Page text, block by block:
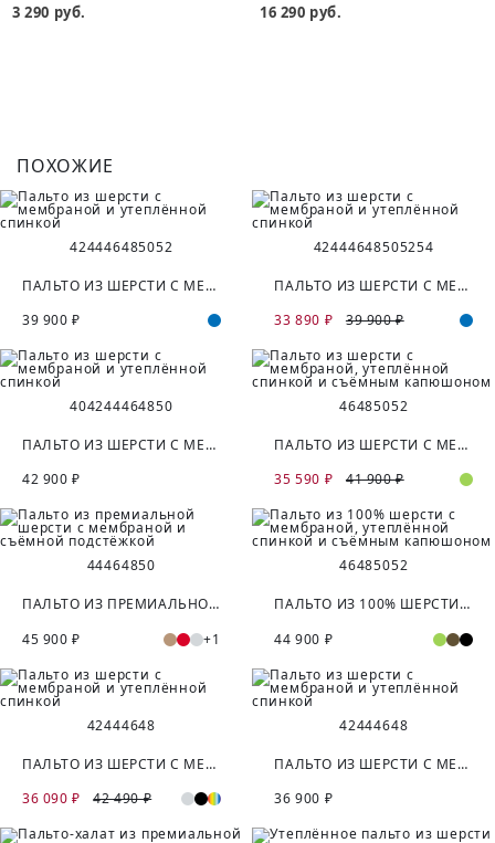
3 290 руб. 16 290 руб.
ПОХОЖИЕ
424446485052
ПАЛЬТО ИЗ ШЕРСТИ С МЕМБРАНОЙ И УТЕПЛЁННОЙ СПИНКОЙ
39 900 ₽
42444648505254
ПАЛЬТО ИЗ ШЕРСТИ С МЕМБРАНОЙ И УТЕПЛЁННОЙ СПИНКОЙ
33 890 ₽
39 900 ₽
404244464850
ПАЛЬТО ИЗ ШЕРСТИ С МЕМБРАНОЙ И УТЕПЛЁННОЙ СПИНКОЙ
42 900 ₽
46485052
ПАЛЬТО ИЗ ШЕРСТИ С МЕМБРАНОЙ, УТЕПЛЁННОЙ СПИНКОЙ И СЪЁМНЫМ КАПЮШОНОМ
35 590 ₽
41 900 ₽
44464850
ПАЛЬТО ИЗ ПРЕМИАЛЬНОЙ ШЕРСТИ С МЕМБРАНОЙ И СЪЁМНОЙ ПОДСТЁЖКОЙ
45 900 ₽
+1
46485052
ПАЛЬТО ИЗ 100% ШЕРСТИ С МЕМБРАНОЙ, УТЕПЛЁННОЙ СПИНКОЙ И СЪЁМНЫМ КАПЮШОНОМ
44 900 ₽
42444648
ПАЛЬТО ИЗ ШЕРСТИ С МЕМБРАНОЙ И УТЕПЛЁННОЙ СПИНКОЙ
36 090 ₽
42 490 ₽
42444648
ПАЛЬТО ИЗ ШЕРСТИ С МЕМБРАНОЙ И УТЕПЛЁННОЙ СПИНКОЙ
36 900 ₽